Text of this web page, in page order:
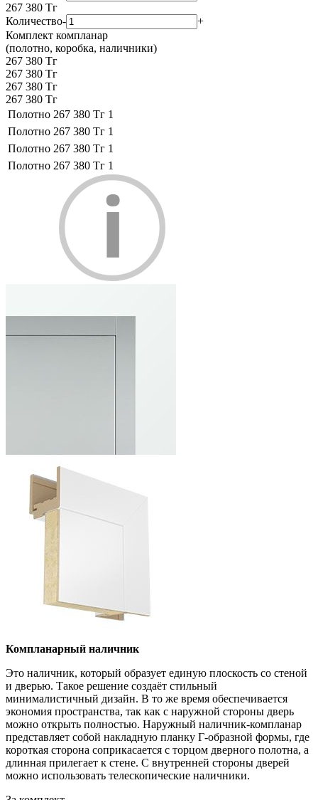
267 380 Тг
Количество-
+
Комплект компланар
(полотно, коробка, наличники)
267 380 Тг
267 380 Тг
267 380 Тг
267 380 Тг
Полотно 267 380 Тг 1
Полотно 267 380 Тг 1
Полотно 267 380 Тг 1
Полотно 267 380 Тг 1
Компланарный наличник
Это наличник, который образует единую плоскость со стеной
и дверью. Такое решение создаёт стильный
минималистичный дизайн. В то же время обеспечивается
экономия пространства, так как с наружной стороны дверь
можно открыть полностью. Наружный наличник-компланар
представляет собой накладную планку Г-образной формы, где
короткая сторона соприкасается с торцом дверного полотна, а
длинная прилегает к стене. С внутренней стороны дверей
можно использовать телескопические наличники.